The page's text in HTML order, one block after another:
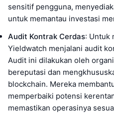
sensitif pengguna,
untuk memantau investasi
Audit Kontrak Cerdas: Untuk
Yieldwatch menjalani audit
Audit ini dilakukan oleh
bereputasi dan
blockchain. Mereka
memperbaiki potensi
memastikan operasinya